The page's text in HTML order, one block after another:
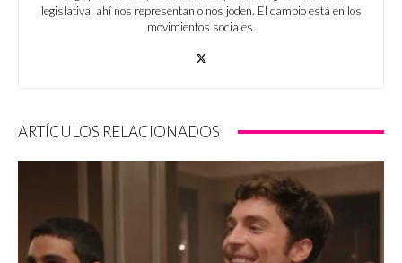
legislativa: ahí nos representan o nos joden. El cambio está en los
movimientos sociales.
ARTÍCULOS RELACIONADOS